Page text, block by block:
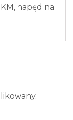
napęd na